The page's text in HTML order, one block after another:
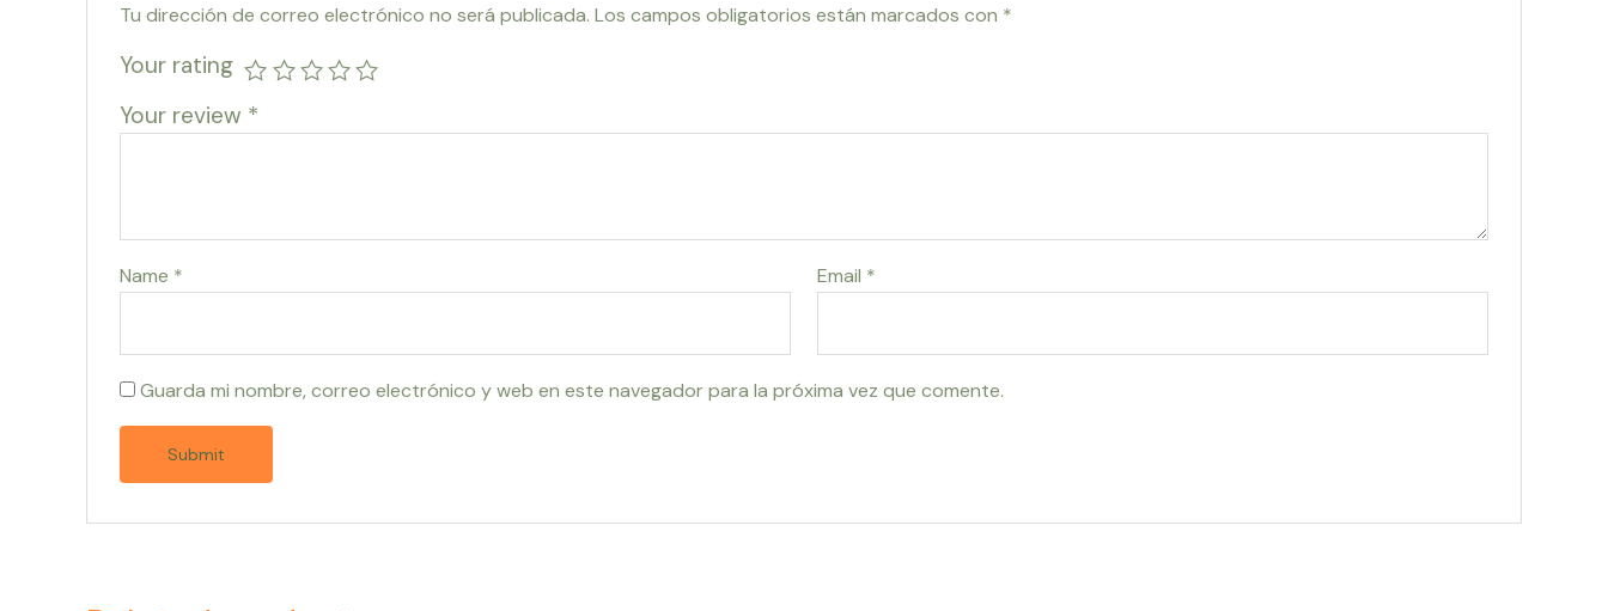
Tu dirección de correo electrónico no será publicada. Los campos obligatorios están marcados con *
Your rating
Your review *
Name * Email *
Guarda mi nombre, correo electrónico y web en este navegador para la próxima vez que comente.